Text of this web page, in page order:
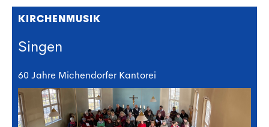
KIRCHENMUSIK
Singen
60 Jahre Michendorfer Kantorei